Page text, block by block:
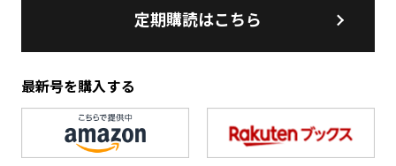
定期購読はこちら
最新号を購入する